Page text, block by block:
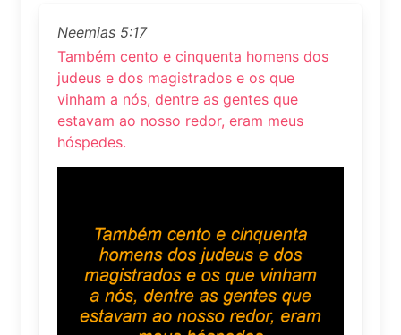
Neemias 5:17
Também cento e cinquenta homens dos
judeus e dos magistrados e os que
vinham a nós, dentre as gentes que
estavam ao nosso redor, eram meus
hóspedes.